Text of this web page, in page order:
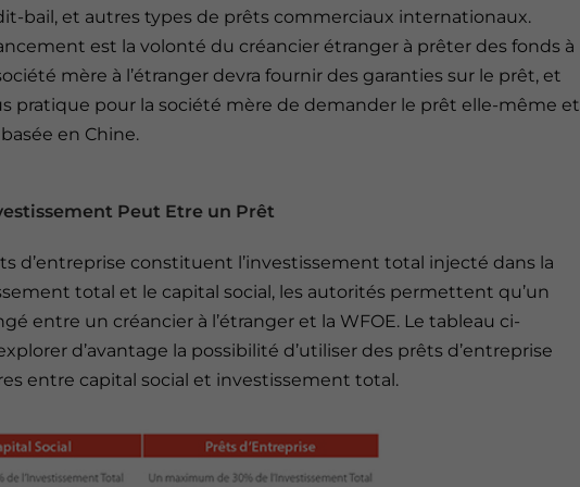
bail, et autres types de prêts commerciaux internationaux.
est la volonté du créancier étranger à prêter des fonds à
mère à l’étranger devra fournir des garanties sur le prêt, et
pratique pour la société mère de demander le prêt elle-même et
en Chine.
Peut Etre un Prêt
d’entreprise constituent l’investissement total injecté dans la
total et le capital social, les autorités permettent qu’un
entre un créancier à l’étranger et la WFOE. Le tableau ci-
d’avantage la possibilité d’utiliser des prêts d’entreprise
entre capital social et investissement total.